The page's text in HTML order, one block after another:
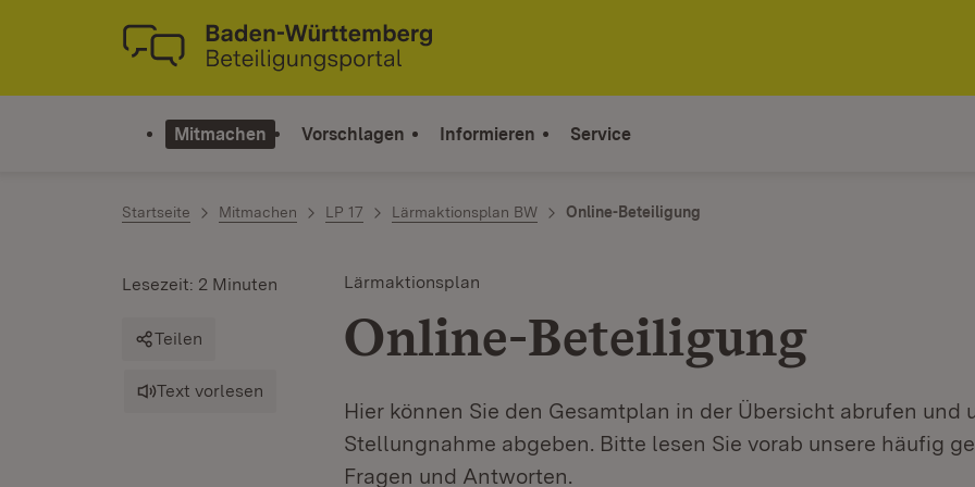
Zum Inhalt springen
Link zur Startseite
Mitmachen Vorschlagen Informieren Service
Startseite Mitmachen LP 17 Lärmaktionsplan BW Online-Beteiligung
Lärmaktionsplan
Online-Beteiligung
Hier können Sie den Gesamtplan in der Übersicht abrufen und
Stellungnahme abgeben. Bitte lesen Sie vorab unsere häufig
Fragen und Antworten.
Lesezeit: 2 Minuten
Teilen
Text vorlesen